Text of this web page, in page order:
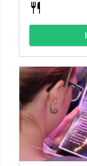
restaurant